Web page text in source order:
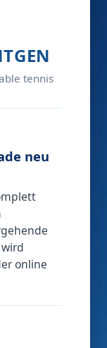
tennis
neu
online